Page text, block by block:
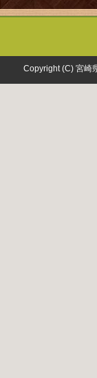
Copyright (C) 宮崎